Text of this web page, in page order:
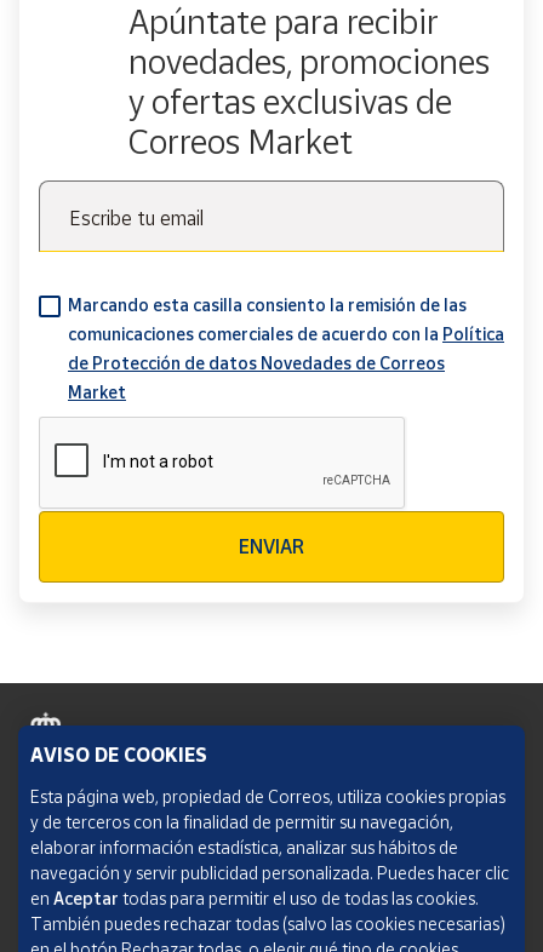
Apúntate para recibir
novedades, promociones
y ofertas exclusivas de
Correos Market
Escribe tu email
Marcando esta casilla consiento la remisión de las
comunicaciones comerciales de acuerdo con la Política
de Protección de datos Novedades de Correos
Market
ENVIAR
Política de cookies
Aviso legal
Condiciones del servicio
Política de Privacidad Web
AVISO DE COOKIES
Esta página web, propiedad de Correos, utiliza cookies propias
y de terceros con la finalidad de permitir su navegación,
elaborar información estadística, analizar sus hábitos de
navegación y servir publicidad personalizada. Puedes hacer clic
en Aceptar todas para permitir el uso de todas las cookies.
También puedes rechazar todas (salvo las cookies necesarias)